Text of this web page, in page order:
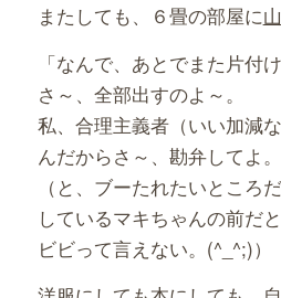
またしても、６畳の部屋に
「なんで、あとでまた片付
さ～、全部出すのよ～。
私、合理主義者（いい加減
んだからさ～、勘弁してよ。
（と、ブーたれたいところ
しているマキちゃんの前だと
ビビって言えない。(^_^;)）